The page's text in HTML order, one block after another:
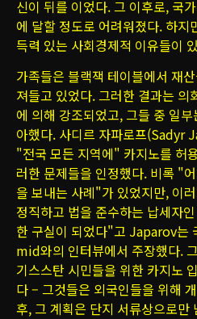
신이 뒤를 이었다. 그 이후로, 국
에 달할 정도로 어려워졌다. 하지
득력 있는 사회경제적 이유들이
가족들은 블랙잭 테이블에서 재
져들고 있었다. 그러한 결과는 의
에 의해 강조되었고, 그들 중 일
아했다. 사디르 자파로프(Sadyr
"전국 모든 지역에" 카지노를 허
러한 문제들을 인정했다. 비록 "
을 보내는 사례"가 있었지만, 이
정직하고 법을 준수하는 납세자
한 구실이 되었다"고 Japarov는
mid와의 인터뷰에서 주장했다.
기스스탄 시민들을 위한 카지노
다 – 그것들은 외국인들을 위해
후, 그 계획은 단지 서류상으로만